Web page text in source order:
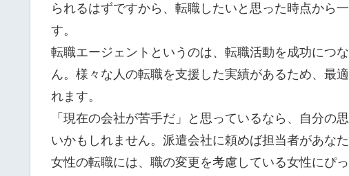
られるはずですから、転職したいと思った時点から
す。
転職エージェントというのは、転職活動を成功につ
ん。様々な人の転職を支援した実績があるため、最
れます。
「現在の会社が苦手だ」と思っているなら、自分の
いかもしれません。派遣会社に頼めば担当者があな
女性の転職には、職の変更を考慮している女性にぴ